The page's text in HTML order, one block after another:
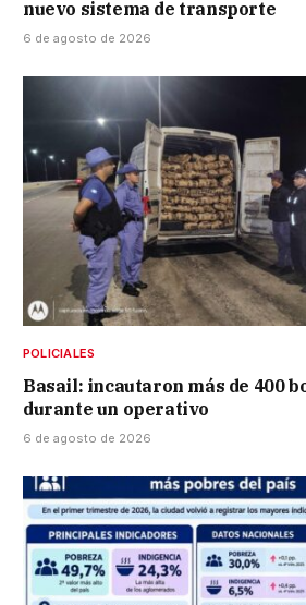
nuevo sistema de transporte
6 de agosto de 2026
POLICIALES
Basail: incautaron más de 400
durante un operativo
6 de agosto de 2026